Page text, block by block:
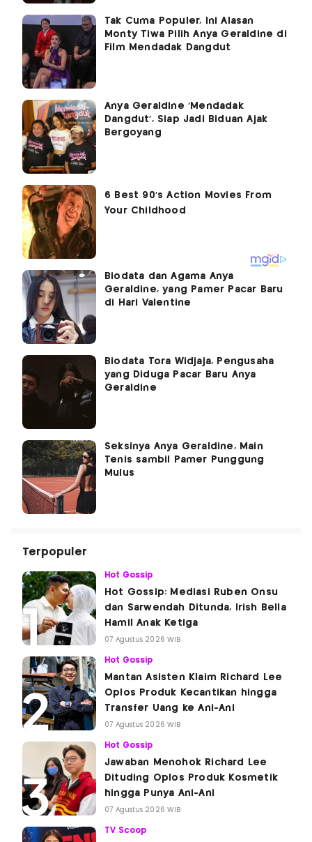
Tak Cuma Populer, Ini Alasan
Monty Tiwa Pilih Anya Geraldine di
Film Mendadak Dangdut
Anya Geraldine 'Mendadak
Dangdut', Siap Jadi Biduan Ajak
Bergoyang
Biodata dan Agama Anya
Geraldine, yang Pamer Pacar Baru
di Hari Valentine
Biodata Tora Widjaja, Pengusaha
yang Diduga Pacar Baru Anya
Geraldine
Seksinya Anya Geraldine, Main
Tenis sambil Pamer Punggung
Mulus
Terpopuler
Hot Gossip
Hot Gossip: Mediasi Ruben Onsu
dan Sarwendah Ditunda, Irish Bella
Hamil Anak Ketiga
07 Agustus 2026 WIB
Hot Gossip
Mantan Asisten Klaim Richard Lee
Oplos Produk Kecantikan hingga
Transfer Uang ke Ani-Ani
07 Agustus 2026 WIB
Hot Gossip
Jawaban Menohok Richard Lee
Dituding Oplos Produk Kosmetik
hingga Punya Ani-Ani
07 Agustus 2026 WIB
TV Scoop